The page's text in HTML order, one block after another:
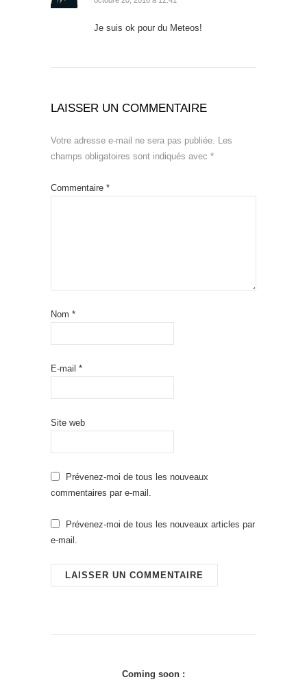
Je suis ok pour du Meteos!
LAISSER UN COMMENTAIRE
Votre adresse e-mail ne sera pas publiée. Les
champs obligatoires sont indiqués avec *
Commentaire *
Nom *
E-mail *
Site web
Prévenez-moi de tous les nouveaux
commentaires par e-mail.
Prévenez-moi de tous les nouveaux articles par
e-mail.
Coming soon :